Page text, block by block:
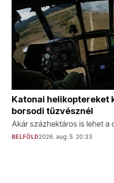
Katonai helikoptereket
borsodi tűzvésznél
Akár százhektáros is lehet a
BELFÖLD2026. aug. 5. 20:33